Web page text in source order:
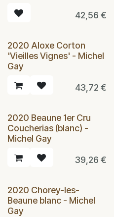
42,56 €
2020 Aloxe Corton
'Vieilles Vignes' - Michel
Gay
43,72 €
2020 Beaune 1er Cru
Coucherias (blanc) -
Michel Gay
39,26 €
2020 Chorey-les-
Beaune blanc - Michel
Gay